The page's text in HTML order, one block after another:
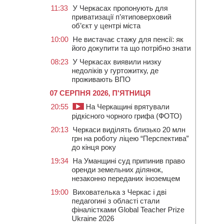
11:33 У Черкасах пропонують для
приватизації п’ятиповерховий
об’єкт у центрі міста
10:00 Не вистачає стажу для пенсії: як
його докупити та що потрібно знати
08:23 У Черкасах виявили низку
недоліків у гуртожитку, де
проживають ВПО
07 СЕРПНЯ 2026, П'ЯТНИЦЯ
20:55
На Черкащині врятували
рідкісного чорного грифа (ФОТО)
20:13 Черкаси виділять близько 20 млн
грн на роботу ліцею “Перспектива”
до кінця року
19:34 На Уманщині суд припинив право
оренди земельних ділянок,
незаконно переданих іноземцем
19:00 Вихователька з Черкас і дві
педагогині з області стали
фіналістками Global Teacher Prize
Ukraine 2026